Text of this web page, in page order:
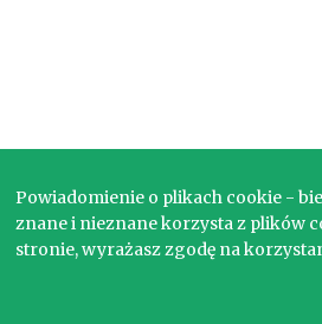
Powiadomienie o plikach cookie -
znane i nieznane korzysta z plików
stronie, wyrażasz zgodę na